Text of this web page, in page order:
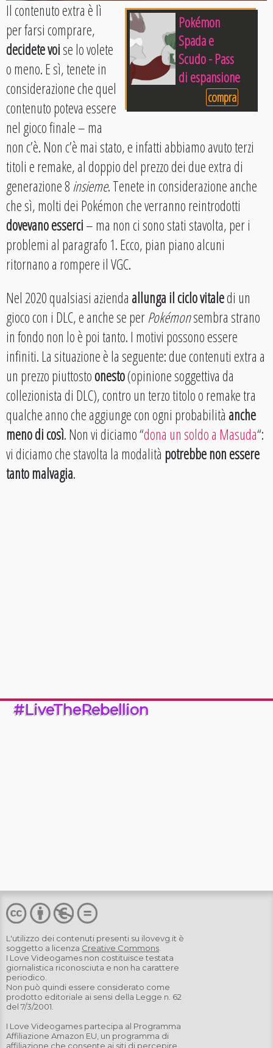
Pokémon
Spada e
Scudo - Pass
di espansione
compra
Il contenuto extra è lì
per farsi comprare,
decidete voise lo volete
o meno. E sì, tenete in
considerazione che quel
contenuto poteva essere
nel gioco finale – ma
non c’è. Non c’è mai stato, e infatti abbiamo avuto terzi
titoli e remake, al doppio del prezzo dei due extra di
generazione 8insieme. Tenete in considerazione anche
che sì, molti dei Pokémon che verranno reintrodotti
dovevano esserci– ma non ci sono stati stavolta, per i
problemi al paragrafo 1. Ecco, pian piano alcuni
ritornano a rompere il VGC.
Nel 2020 qualsiasi aziendaallunga il ciclo vitaledi un
gioco con i DLC, e anche se perPokémonsembra strano
in fondo non lo è poi tanto. I motivi possono essere
infiniti. La situazione è la seguente: due contenuti extra a
un prezzo piuttostoonesto(opinione soggettiva da
collezionista di DLC), contro un terzo titolo o remake tra
qualche anno che aggiunge con ogni probabilitàanche
meno di così. Non vi diciamo “dona un soldo a Masuda“:
vi diciamo che stavolta la modalità potrebbe non essere
tanto malvagia.
#LiveTheRebellion
L'utilizzo dei contenuti presenti su ilovevg.it è
soggetto a licenza Creative Commons
I Love Videogames non costituisce testata
giornalistica riconosciuta e non ha carattere
periodico.
Non può quindi essere considerato come
prodotto editoriale ai sensi della Legge n. 62
del 7/3/2001.
I Love Videogames partecipa al Programma
Affiliazione Amazon EU, un programma di
affiliazione che consente ai siti di percepire